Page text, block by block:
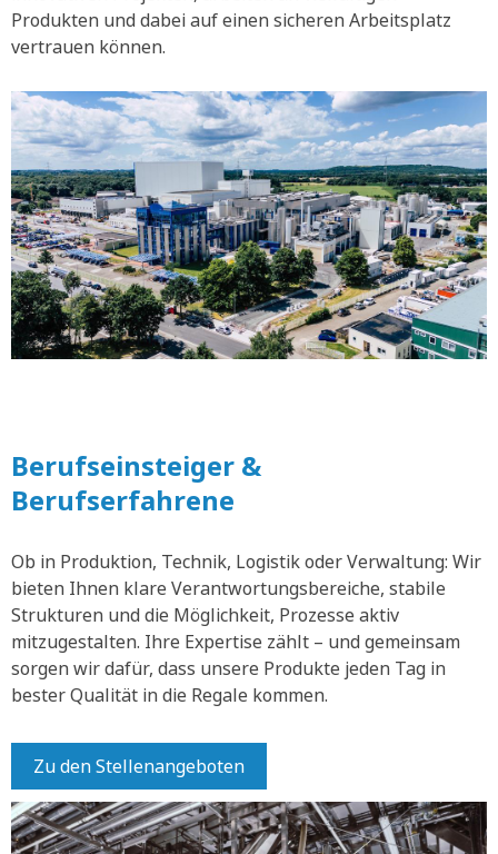
Produkten und dabei auf einen sicheren Arbeitsplatz
vertrauen können.
Berufseinsteiger &
Berufserfahrene
Ob in Produktion, Technik, Logistik oder Verwaltung: Wir
bieten Ihnen klare Verantwortungsbereiche, stabile
Strukturen und die Möglichkeit, Prozesse aktiv
mitzugestalten. Ihre Expertise zählt – und gemeinsam
sorgen wir dafür, dass unsere Produkte jeden Tag in
bester Qualität in die Regale kommen.
Zu den Stellenangeboten